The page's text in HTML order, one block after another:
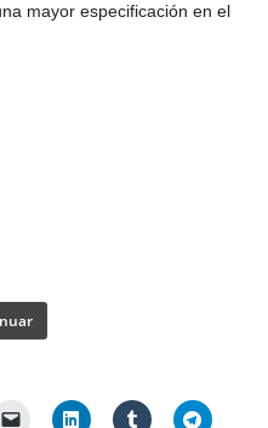
mayor especificación en el